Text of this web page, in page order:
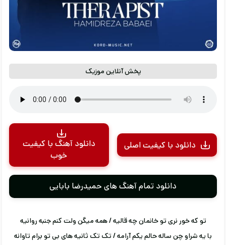
پخش آنلاین موزیک
دانلود با کیفیت اصلی
دانلود آهنگ با کیفیت
خوب
دانلود تمام آهنگ های حمیدرضا بابایی
تو که خور نری تو خانمان چه قالیه / همه میگن ولت کنم جنبه روانیه
با یه شراو چن ساله حالم یکم آرامه / تک تک ثانیه های بی تو برام تاوانه